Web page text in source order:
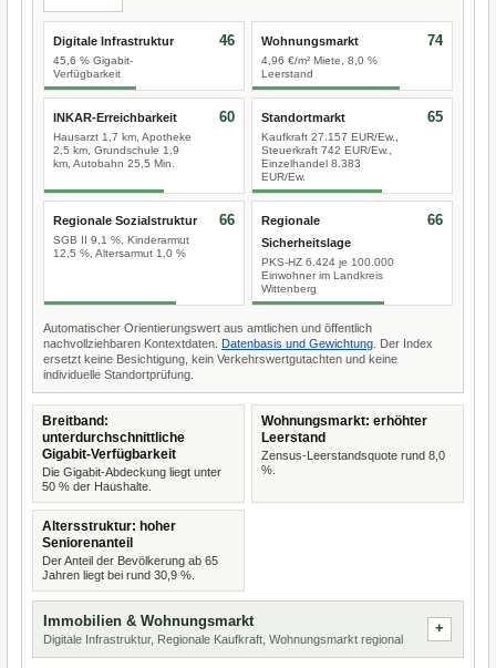
Digitale Infrastruktur
45,6 % Gigabit-
Verfügbarkeit
46 Wohnungsmarkt
4,96 €/m² Miete, 8,0 %
Leerstand
74
INKAR-Erreichbarkeit
Hausarzt 1,7 km, Apotheke
2,5 km, Grundschule 1,9
km, Autobahn 25,5 Min.
60 Standortmarkt
Kaufkraft 27.157 EUR/Ew.,
Steuerkraft 742 EUR/Ew.,
Einzelhandel 8.383
EUR/Ew.
65
Regionale Sozialstruktur
SGB II 9,1 %, Kinderarmut
12,5 %, Altersarmut 1,0 %
66
Regionale
Sicherheitslage
PKS-HZ 6.424 je 100.000
Einwohner im Landkreis
Wittenberg
66
Automatischer Orientierungswert aus amtlichen und öffentlich
nachvollziehbaren Kontextdaten. Datenbasis und Gewichtung . Der Index
ersetzt keine Besichtigung, kein Verkehrswertgutachten und keine
individuelle Standortprüfung.
Breitband:
unterdurchschnittliche
Gigabit-Verfügbarkeit
Die Gigabit-Abdeckung liegt unter
50 % der Haushalte.
Wohnungsmarkt: erhöhter
Leerstand
Zensus-Leerstandsquote rund 8,0
%.
Altersstruktur: hoher
Seniorenanteil
Der Anteil der Bevölkerung ab 65
Jahren liegt bei rund 30,9 %.
Immobilien & Wohnungsmarkt
Digitale Infrastruktur, Regionale Kaufkraft, Wohnungsmarkt regional